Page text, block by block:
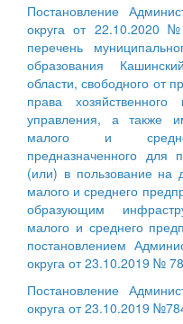
Постановление
округа от 22.10.2020
перечень
образования
области, свободного от
права
управления, а также
малого и
предназначенного для
(или) в пользование на
малого и среднего
образующим
малого и среднего
постановлением
округа от 23.10.2019 №
Постановление
округа от 23.10.2019